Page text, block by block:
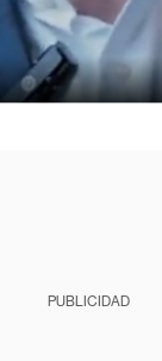
PUBLICIDAD